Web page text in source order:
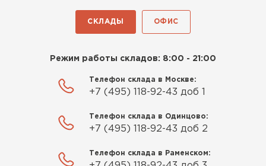
СКЛАДЫ ОФИС
Режим работы складов: 8:00 - 21:00
Телефон склада в Москве:
+7 (495) 118-92-43 доб 1
Телефон склада в Одинцово:
+7 (495) 118-92-43 доб 2
Телефон склада в Раменском: